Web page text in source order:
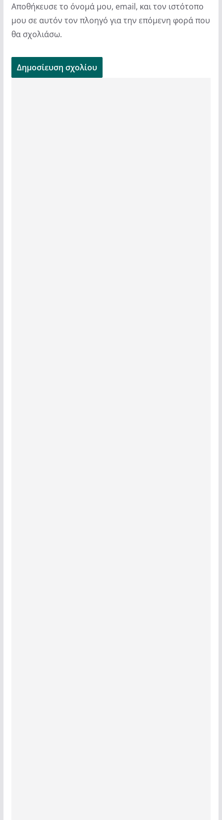
Αποθήκευσε το όνομά μου, email, και τον ιστότοπο
μου σε αυτόν τον πλοηγό για την επόμενη φορά που
θα σχολιάσω.